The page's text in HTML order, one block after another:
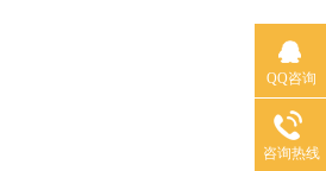
QQ咨询
咨询热线